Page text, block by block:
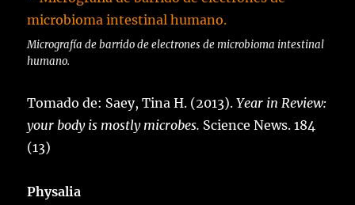
Micrografía de barrido de electrones de microbioma intestinal
humano.
Tomado de: Saey, Tina H. (2013).Year in Review:
your body is mostly microbes. Science News. 184
(13)
Physalia